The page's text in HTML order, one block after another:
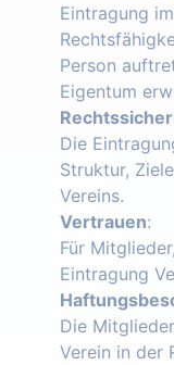
Eintragung
Person
Eigentum
Die
Struktur,
Vereins.
Vertrauen:
Für
Eintragung
Die
Verein in der